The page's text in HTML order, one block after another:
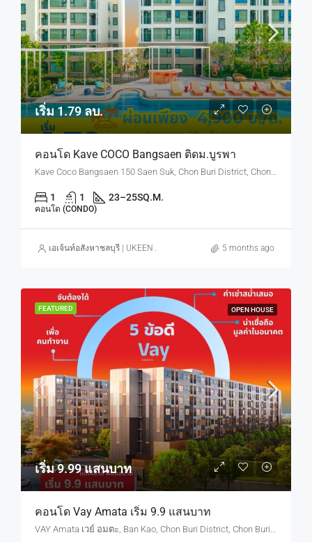
เริ่ม 1.79 ลบ.
คอนโด Kave COCO Bangsaen ติดม.บูรพา
Kave Coco Bangsaen 150 Saen Suk, Chon Buri District, Chon Buri, Thailand
1 1 23–25SQ.M.
คอนโด (CONDO)
เอเจ้นท์อสังหาชลบุรี | UKEEN ASSET CO., LTD. 5 months ago
FEATURED OPEN HOUSE
เริ่ม 9.99 แสนบาท
คอนโด Vay Amata เริ่ม 9.9 แสนบาท
VAY Amata เวย์ อมตะ, Ban Kao, Chon Buri District, Chon Buri, Thailand